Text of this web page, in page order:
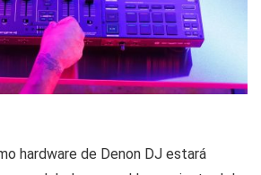
hardware de Denon DJ estará